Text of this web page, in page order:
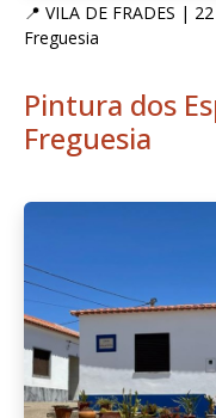
📍 VILA DE FRADES |
Freguesia
Pintura dos
Freguesia